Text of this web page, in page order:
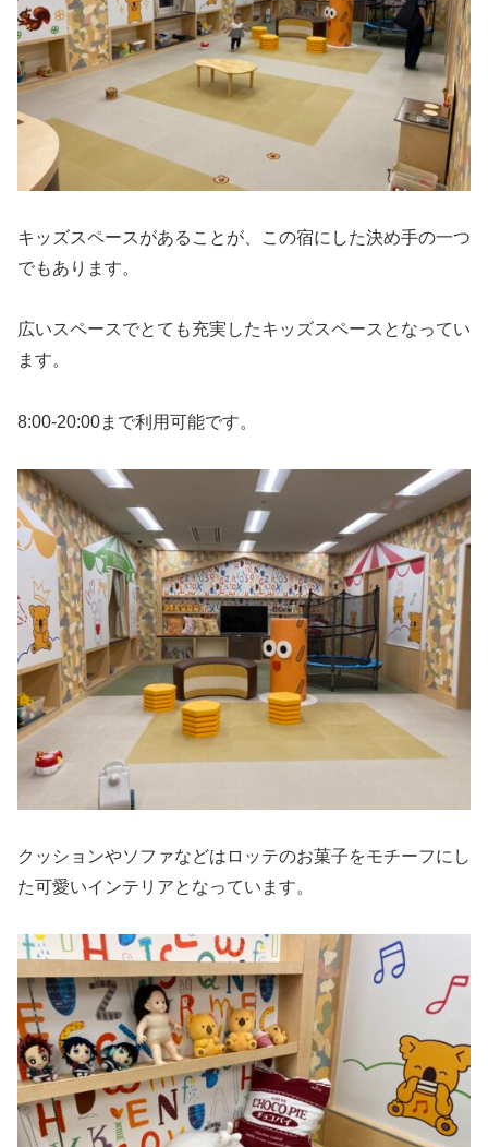
キッズスペースがあることが、この宿にした決め手の一つ
でもあります。
広いスペースでとても充実したキッズスペースとなってい
ます。
8:00-20:00まで利用可能です。
クッションやソファなどはロッテのお菓子をモチーフにし
た可愛いインテリアとなっています。